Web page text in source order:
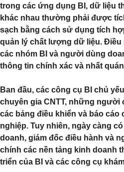
trong các ứng dụng BI, dữ liệu
khác nhau thường phải được
sạch bằng cách sử dụng tích
quản lý chất lượng dữ liệu. Điều
các nhóm BI và người dùng
thông tin chính xác và nhất
Ban đầu, các công cụ BI chủ
chuyên gia CNTT, những người
các bảng điều khiển và báo
nghiệp. Tuy nhiên, ngày càng
doanh, giám đốc điều hành và
chính các nền tảng kinh doanh
triển của BI và các công cụ